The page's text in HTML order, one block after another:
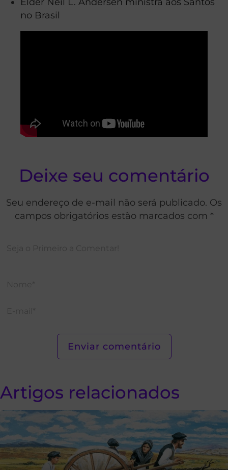
no Brasil
Deixe seu comentário
Seu endereço de e-mail não será publicado. Os
campos obrigatórios estão marcados com *
Artigos relacionados